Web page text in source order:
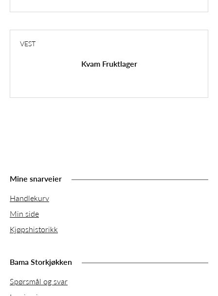
VEST
Kvam Fruktlager
Mine snarveier
Handlekurv
Min side
Kjøpshistorikk
Bama Storkjøkken
Spørsmål og svar